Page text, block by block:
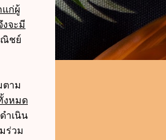
แก่ผู้
จะมี
ณิชย์
ตาม
งหมด
ำเนิน
ร่วม